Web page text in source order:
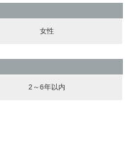
女性
2～6年以内